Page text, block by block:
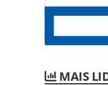
MAIS